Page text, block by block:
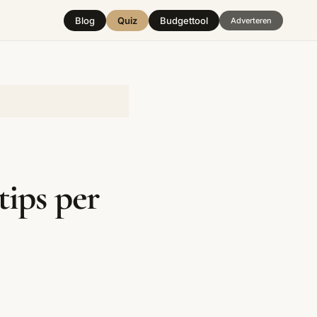
Blog Quiz Budgettool Adverteren
per